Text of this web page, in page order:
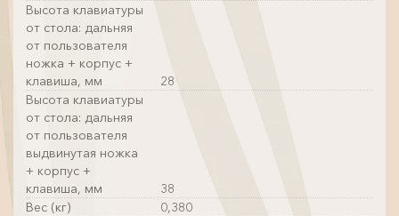
Высота клавиатуры
от стола: дальняя
от пользователя
ножка + корпус +
клавиша, мм
28
Высота клавиатуры
от стола: дальняя
от пользователя
выдвинутая ножка
+ корпус +
клавиша, мм
38
Вес (кг)
0,380